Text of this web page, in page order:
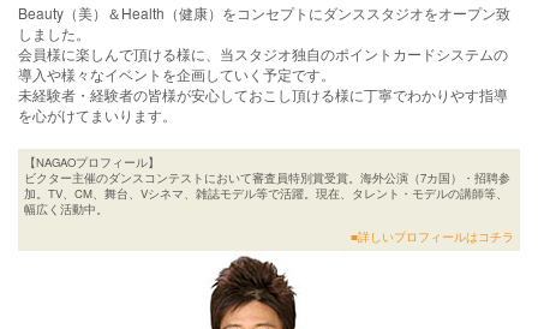
Beauty（美）＆Health（健康）をコンセプトにダンススタジオをオープン致
しました。
会員様に楽しんで頂ける様に、当スタジオ独自のポイントカードシステムの
導入や様々なイベントを企画していく予定です。
未経験者・経験者の皆様が安心しておこし頂ける様に丁寧でわかりやす指導
を心がけてまいります。
【NAGAOプロフィール】
ビクター主催のダンスコンテストにおいて審査員特別賞受賞。海外公演（7カ国）・招聘参
加。TV、CM、舞台、Vシネマ、雑誌モデル等で活躍。現在、タレント・モデルの講師等、
幅広く活動中。
■詳しいプロフィールはコチラ